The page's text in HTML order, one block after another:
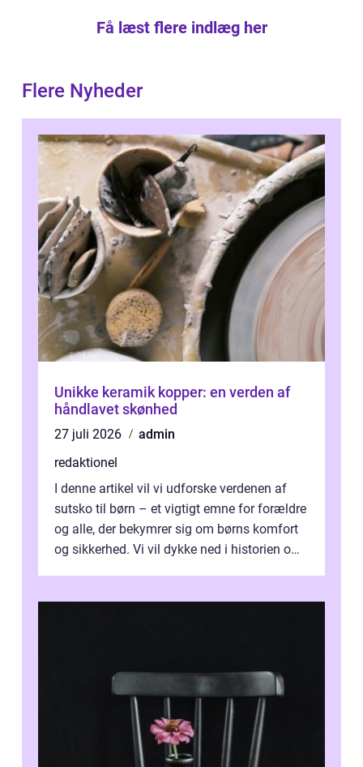
Få læst flere indlæg her
Flere Nyheder
Unikke keramik kopper: en verden af
håndlavet skønhed
27 juli 2026
admin
redaktionel
I denne artikel vil vi udforske verdenen af
sutsko til børn – et vigtigt emne for forældre
og alle, der bekymrer sig om børns komfort
og sikkerhed. Vi vil dykke ned i historien om,